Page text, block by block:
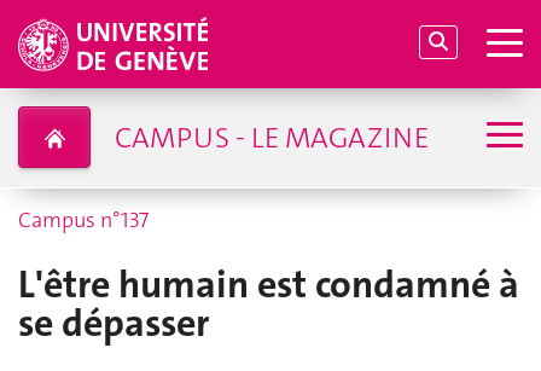
CAMPUS - LE MAGAZINE
Campus n°137
L'être humain est condamné à
se dépasser